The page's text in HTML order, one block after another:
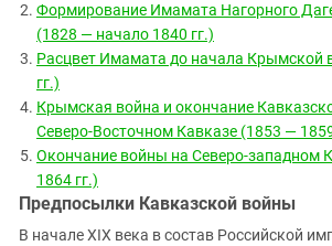
Формирование Имамата Нагорного
(1828 — начало 1840 гг.)
Расцвет Имамата до начала Крымской
гг.)
Крымская война и окончание
Северо-Восточном Кавказе (1853 —
Окончание войны на Северо-западном
1864 гг.)
Предпосылки Кавказской войны
В начале XIX века в состав Российской